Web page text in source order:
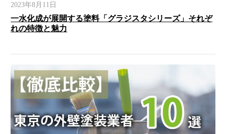
2023年8月11日
一水化成が展開する塗料「グラジスタシリーズ」それぞ
れの特徴と魅力